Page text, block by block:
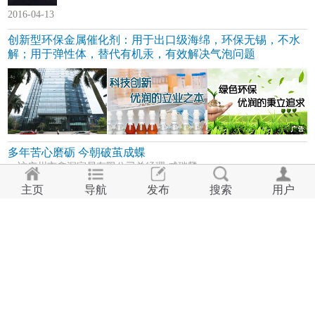
2016-04-13
创新型环保金属催化剂：用于出口级海绵，环保无锡，不水
解；用于弹性体，替代有机汞，有效解决气泡问题
多年苦心磨砺 今朝破茧成蝶
—访广州市鑫深家居有限公司总经理 戚瑞麟
如果您深受感动，希望与他人分享、学习，请分享到“朋
主页 导航 发布 搜索 用户